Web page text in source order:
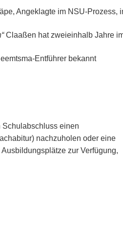
Angeklagte im NSU-Prozess,
Claaßen hat zweieinhalb Jahre
Entführer bekannt
Schulabschluss einen
nachzuholen oder eine
zur Verfügung,